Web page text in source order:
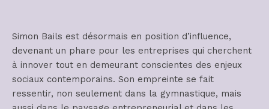
Simon Bails est désormais en position d’influence,
devenant un phare pour les entreprises qui cherchent
à innover tout en demeurant conscientes des enjeux
sociaux contemporains. Son empreinte se fait
ressentir, non seulement dans la gymnastique, mais